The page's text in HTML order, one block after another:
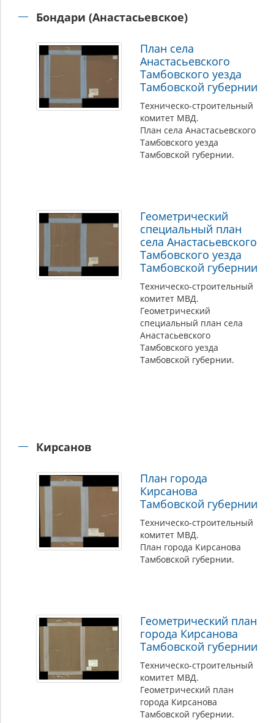
Бондари (Анастасьевское)
План села
Анастасьевского
Тамбовского уезда
Тамбовской губернии
Техническо-строительный
комитет МВД.
План села Анастасьевского
Тамбовского уезда
Тамбовской губернии.
Геометрический
специальный план
села Анастасьевского
Тамбовского уезда
Тамбовской губернии
Техническо-строительный
комитет МВД.
Геометрический
специальный план села
Анастасьевского
Тамбовского уезда
Тамбовской губернии.
Кирсанов
План города
Кирсанова
Тамбовской губернии
Техническо-строительный
комитет МВД.
План города Кирсанова
Тамбовской губернии.
Геометрический план
города Кирсанова
Тамбовской губернии
Техническо-строительный
комитет МВД.
Геометрический план
города Кирсанова
Тамбовской губернии.